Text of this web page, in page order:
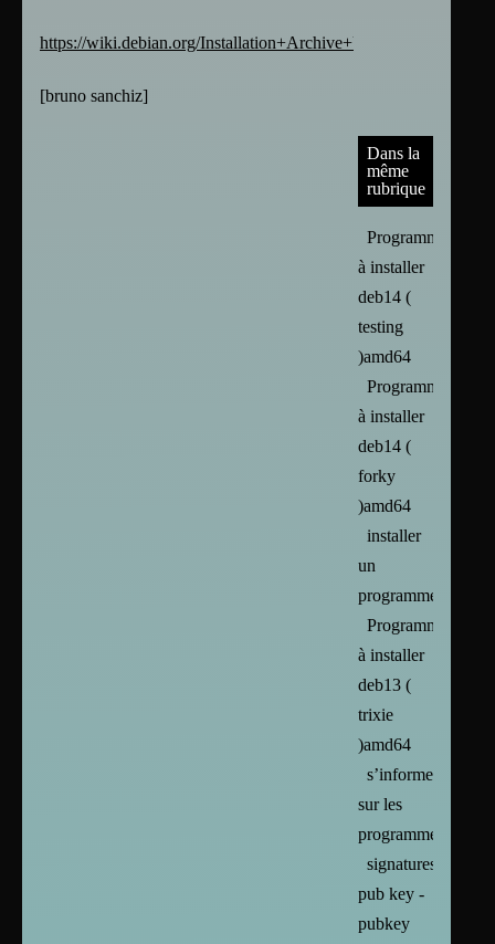
https://wiki.debian.org/Installation+Archive+USBStick
[bruno sanchiz]
Dans la
même
rubrique
Programmes
à installer
deb14 (
testing
)amd64
Programmes
à installer
deb14 (
forky
)amd64
installer
un
programme
Programmes
à installer
deb13 (
trixie
)amd64
s’informer
sur les
programmes
signatures
pub key -
pubkey